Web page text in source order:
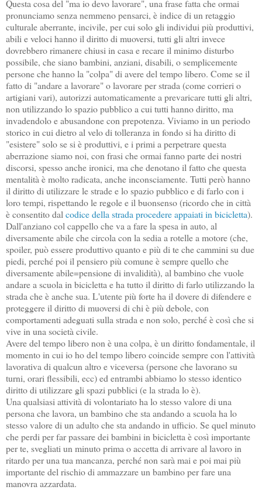
Questa cosa del "ma io devo lavorare", una frase fatta che ormai
pronunciamo senza nemmeno pensarci, è indice di un retaggio
culturale aberrante, incivile, per cui solo gli individui più produttivi,
abili e veloci hanno il diritto di muoversi, tutti gli altri invece
dovrebbero rimanere chiusi in casa e recare il minimo disturbo
possibile, che siano bambini, anziani, disabili, o semplicemente
persone che hanno la "colpa" di avere del tempo libero. Come se il
fatto di "andare a lavorare" o lavorare per strada (come corrieri o
artigiani vari), autorizzi automaticamente a prevaricare tutti gli altri,
non utilizzando lo spazio pubblico a cui tutti hanno diritto, ma
invadendolo e abusandone con prepotenza. Viviamo in un periodo
storico in cui dietro al velo di tolleranza in fondo si ha diritto di
"esistere" solo se si è produttivi, e i primi a perpetrare questa
aberrazione siamo noi, con frasi che ormai fanno parte dei nostri
discorsi, spesso anche ironici, ma che denotano il fatto che questa
mentalità è molto radicata, anche inconsciamente. Tutti però hanno
il diritto di utilizzare le strade e lo spazio pubblico e di farlo con i
loro tempi, rispettando le regole e il buonsenso (ricordo che in città
è consentito dal codice della strada procedere appaiati in bicicletta).
Dall'anziano col cappello che va a fare la spesa in auto, al
diversamente abile che circola con la sedia a rotelle a motore (che,
spoiler, può essere produttivo quanto e più di te che cammini su due
piedi, perché poi il pensiero più comune è sempre quello che
diversamente abile=pensione di invalidità), al bambino che vuole
andare a scuola in bicicletta e ha tutto il diritto di farlo utilizzando la
strada che è anche sua. L'utente più forte ha il dovere di difendere e
proteggere il diritto di muoversi di chi è più debole, con
comportamenti adeguati sulla strada e non solo, perché è così che si
vive in una società civile.
Avere del tempo libero non è una colpa, è un diritto fondamentale, il
momento in cui io ho del tempo libero coincide sempre con l'attività
lavorativa di qualcun altro e viceversa (persone che lavorano su
turni, orari flessibili, ecc) ed entrambi abbiamo lo stesso identico
diritto di utilizzare gli spazi pubblici (e la strada lo è).
Una qualsiasi attività di volontariato ha lo stesso valore di una
persona che lavora, un bambino che sta andando a scuola ha lo
stesso valore di un adulto che sta andando in ufficio. Se quel minuto
che perdi per far passare dei bambini in bicicletta è così importante
per te, svegliati un minuto prima o accetta di arrivare al lavoro in
ritardo per una tua mancanza, perché non sarà mai e poi mai più
importante del rischio di ammazzare un bambino per fare una
manovra azzardata.